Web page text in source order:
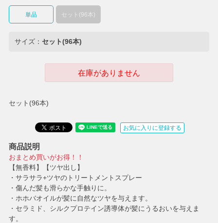
セット(96本)
単品 セット(96本)
サイズ： セット(96本)
在庫がありません
お気に入りに登録する
商品説明
おまとめ買いがお得！！
【無香料】【ツヤ出し】
・サラサラ+ツヤのトリートメントスプレー
・傷んだ髪も滑らかな手触りに。
・ホホバオイルが髪に自然なツヤを与えます。
・セラミド、シルクプロテイン誘導体が髪にうるおいを与えま
す。